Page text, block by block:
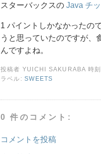
スターバックスの Java チ
1 パイントしかなかったの
うと思っていたのですが、
んですよね。
投稿者 YUICHI SAKURABA 時
ラベル:SWEETS
0 件のコメント:
コメントを投稿